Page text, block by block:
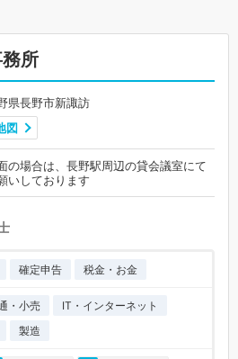
所
県長野市新諏訪
図
の場合は、長野駅周辺の貸会議室にて
いしております
確定申告 税金・お金
・小売
IT・インターネット
製造